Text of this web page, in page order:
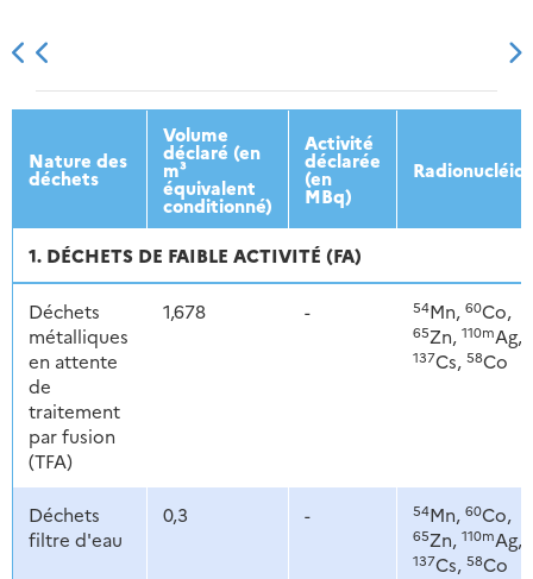
2013 2014 2015 2016
Nature des
déchets
Volume
déclaré (en
m³
équivalent
conditionné)
Activité
déclarée
(en
MBq)
1. DÉCHETS DE FAIBLE ACTIVITÉ (FA)
Déchets
métalliques
en attente
de
traitement
par fusion
(TFA)
1,678 - 54Mn, 60Co,
65Zn, 110mAg,
137Cs, 58Co
Déchets
filtre d'eau
0,3 - 54Mn, 60Co,
65Zn, 110mAg,
137Cs, 58Co